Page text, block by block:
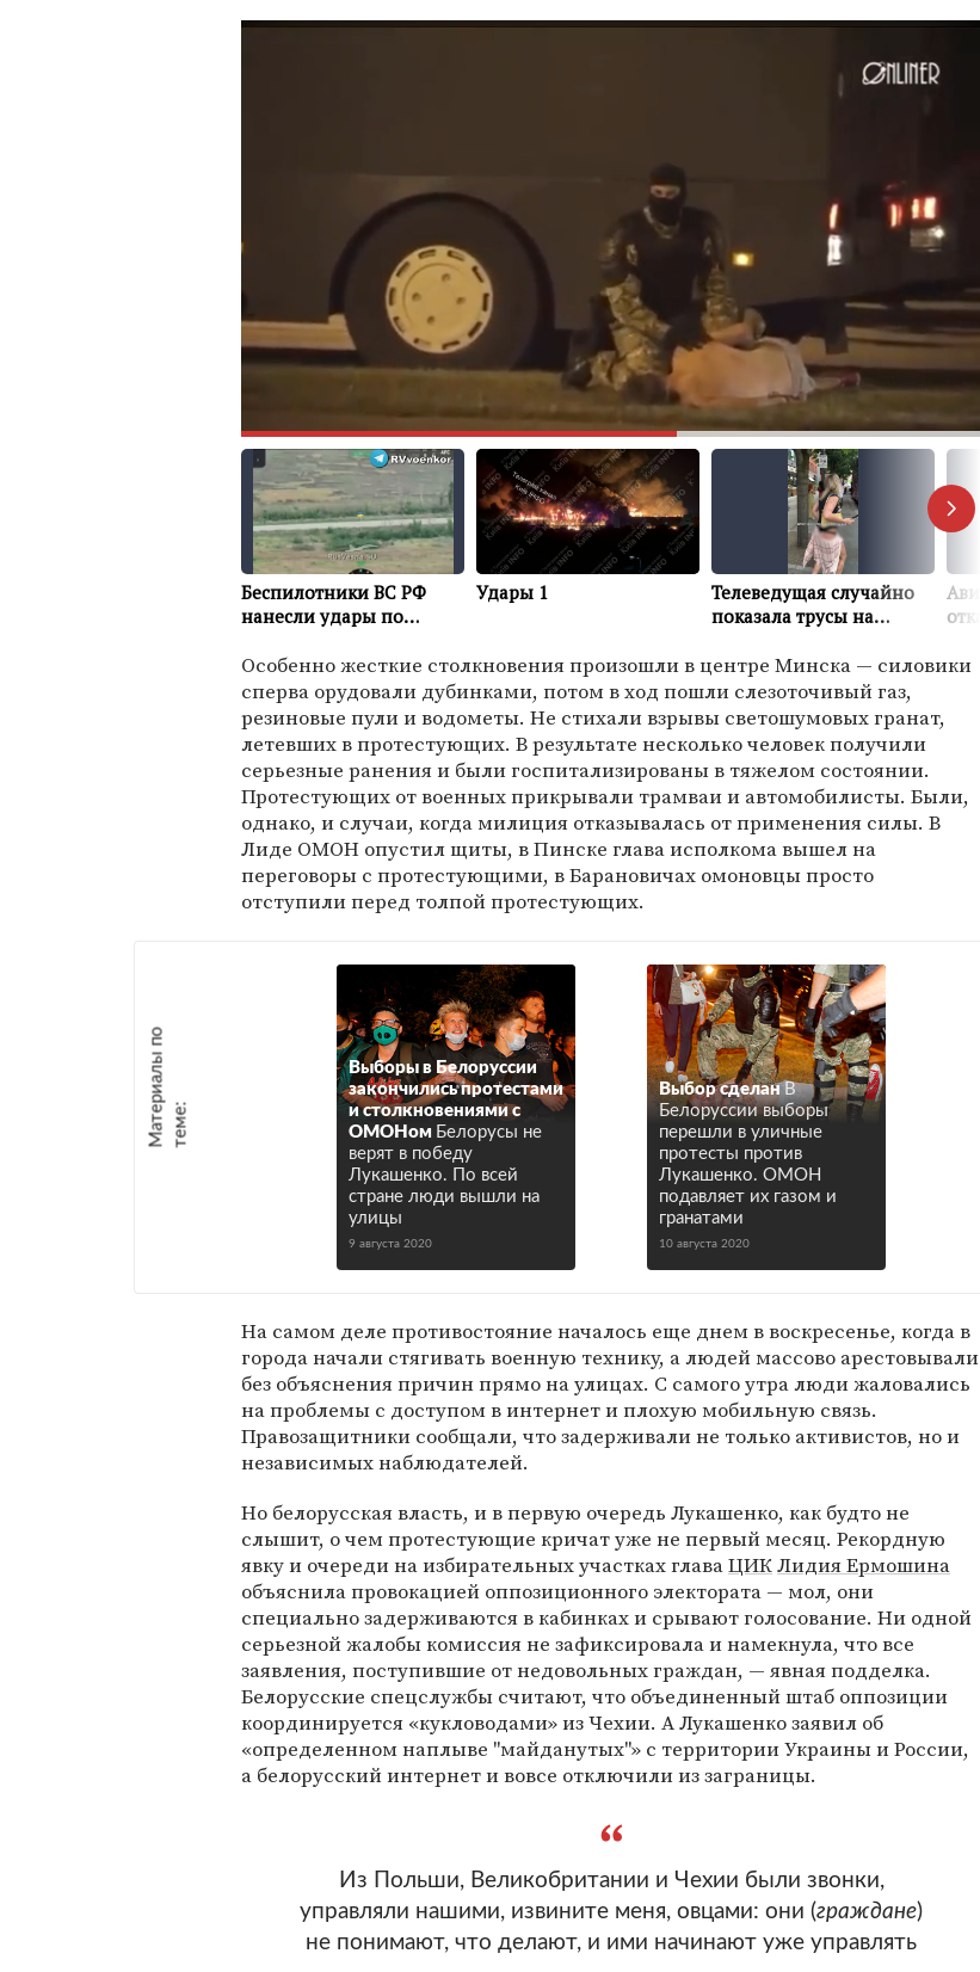
Особенно жесткие столкновения произошли в центре Минска — силовики
сперва орудовали дубинками, потом в ход пошли слезоточивый газ,
резиновые пули и водометы. Не стихали взрывы светошумовых гранат,
летевших в протестующих. В результате несколько человек получили
серьезные ранения и были госпитализированы в тяжелом состоянии.
Протестующих от военных прикрывали трамваи и автомобилисты. Были,
однако, и случаи, когда милиция отказывалась от применения силы. В
Лиде ОМОН опустил щиты, в Пинске глава исполкома вышел на
переговоры с протестующими, в Барановичах омоновцы просто
отступили перед толпой протестующих.
М
а
т е
р
и
а
л
ы
п
о
т
е
м
е :
Выборы в Белоруссии
закончились протестами
и столкновениями с
ОМОНом Белорусы не
верят в победу
Лукашенко. По всей
стране люди вышли на
улицы
9 августа 2020
Выбор сделан В
Белоруссии выборы
перешли в уличные
протесты против
Лукашенко. ОМОН
подавляет их газом и
гранатами
10 августа 2020
На самом деле противостояние началось еще днем в воскресенье, когда в
города начали стягивать военную технику, а людей массово арестовывали
без объяснения причин прямо на улицах. С самого утра люди жаловались
на проблемы с доступом в интернет и плохую мобильную связь.
Правозащитники сообщали, что задерживали не только активистов, но и
независимых наблюдателей.
Но белорусская власть, и в первую очередь Лукашенко, как будто не
слышит, о чем протестующие кричат уже не первый месяц. Рекордную
явку и очереди на избирательных участках главаЦИКЛидия Ермошина
объяснила провокацией оппозиционного электората — мол, они
специально задерживаются в кабинках и срывают голосование. Ни одной
серьезной жалобы комиссия не зафиксировала и намекнула, что все
заявления, поступившие от недовольных граждан, — явная подделка.
Белорусские спецслужбы считают, что объединенный штаб оппозиции
координируется «кукловодами» из Чехии. А Лукашенко заявил об
«определенном наплыве "майданутых"» с территории Украины и России,
а белорусский интернет и вовсе отключили из заграницы.
Из Польши, Великобритании и Чехии были звонки,
управляли нашими, извините меня, овцами: они (граждане)
не понимают, что делают, и ими начинают уже управлять